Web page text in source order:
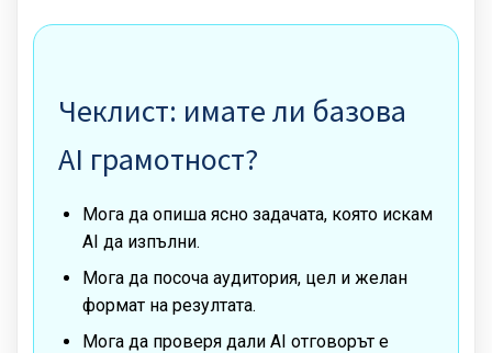
Чеклист: имате ли базова
AI грамотност?
Мога да опиша ясно задачата, която искам
AI да изпълни.
Мога да посоча аудитория, цел и желан
формат на резултата.
Мога да проверя дали AI отговорът е